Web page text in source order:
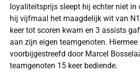
loyaliteitsprijs sleept hij echter niet in
hij vijfmaal het maagdelijk wit van
keer tot scoren kwam en 3 assists
aan zijn eigen teamgenoten.
voorbijgestreefd door Marcel
teamgenoten 15 keer bediende.